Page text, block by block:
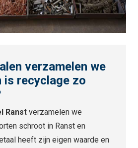
verzamelen we
is recyclage zo
Ranst verzamelen we
schroot in Ranst en
heeft zijn eigen waarde en